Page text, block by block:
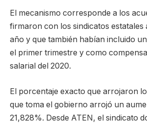
El mecanismo corresponde a los
firmaron con los sindicatos estatales
año y que también habían incluido
el primer trimestre y como
salarial del 2020.
El porcentaje exacto que arrojaron
que toma el gobierno arrojó un
21,828%. Desde ATEN, el sindicato